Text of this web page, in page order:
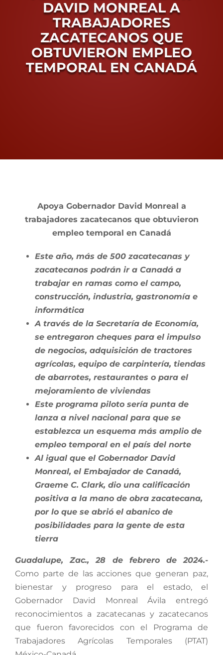
Conoce Zacatecas
Proceso Electoral Poder Judicial
DAVID MONREAL A
TRABAJADORES
ZACATECANOS QUE
OBTUVIERON EMPLEO
TEMPORAL EN CANADÁ
Larger
Image
Apoya Gobernador David Monreal a
trabajadores zacatecanos que obtuvieron
empleo temporal en Canadá
Este año, más de 500 zacatecanas y
zacatecanos podrán ir a Canadá a
trabajar en ramas como el campo,
construcción, industria, gastronomía e
informática
A través de la Secretaría de Economía,
se entregaron cheques para el impulso
de negocios, adquisición de tractores
agrícolas, equipo de carpintería, tiendas
de abarrotes, restaurantes o para el
mejoramiento de viviendas
Este programa piloto sería punta de
lanza a nivel nacional para que se
establezca un esquema más amplio de
empleo temporal en el país del norte
Al igual que el Gobernador David
Monreal, el Embajador de Canadá,
Graeme C. Clark, dio una calificación
positiva a la mano de obra zacatecana,
por lo que se abrió el abanico de
posibilidades para la gente de esta
tierra
Guadalupe, Zac., 28 de febrero de 2024.-
Como parte de las acciones que generan paz,
bienestar y progreso para el estado, el
Gobernador David Monreal Ávila entregó
reconocimientos a zacatecanas y zacatecanos
que fueron favorecidos con el Programa de
Trabajadores Agrícolas Temporales (PTAT)